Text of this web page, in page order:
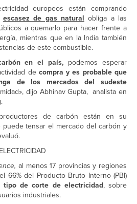
europeos están comprando
escasez de gas naturalobliga a las
a quemarlo para hacer frente a
mientras que en la India también
de este combustible.
en el país, podemos esperar
de compra y es probable que
de los mercados del sudeste
dijo Abhinav Gupta, analista en
de carbón están en su
puede tensar el mercado del carbón y
al menos 17 provincias y regiones
66% del Producto Bruto Interno (PBI)
tipo de corte de electricidad, sobre
industriales.